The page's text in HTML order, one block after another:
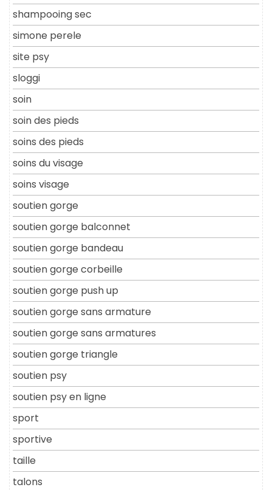
shampooing sec
simone perele
site psy
sloggi
soin
soin des pieds
soins des pieds
soins du visage
soins visage
soutien gorge
soutien gorge balconnet
soutien gorge bandeau
soutien gorge corbeille
soutien gorge push up
soutien gorge sans armature
soutien gorge sans armatures
soutien gorge triangle
soutien psy
soutien psy en ligne
sport
sportive
taille
talons